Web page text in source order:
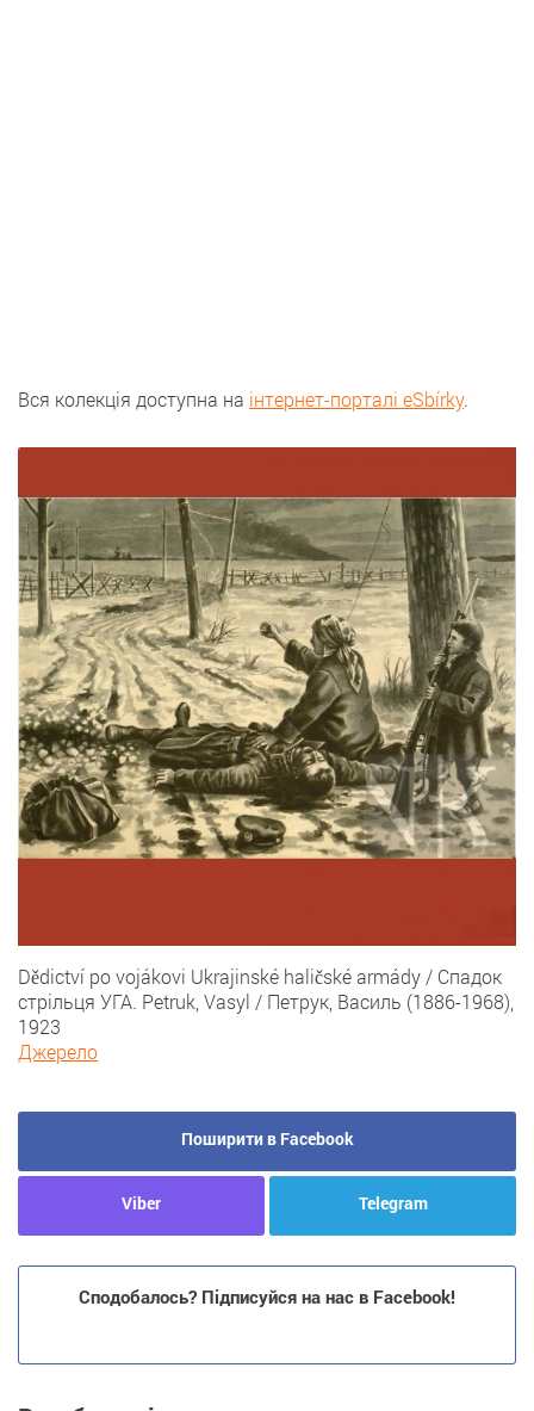
Вся колекція доступна на інтернет-порталі eSbírky.
Dědictví po vojákovi Ukrajinské haličské armády / Спадок
стрільця УГА. Petruk, Vasyl / Петрук, Василь (1886-1968),
1923
Джерело
Поширити в Facebook
Viber Telegram
Сподобалось? Підписуйся на нас в Facebook!